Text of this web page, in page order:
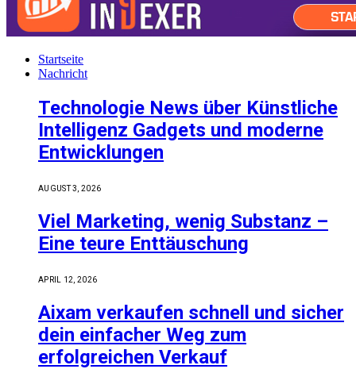
Startseite
Nachricht
Technologie News über Künstliche
Intelligenz Gadgets und moderne
Entwicklungen
AUGUST 3, 2026
Viel Marketing, wenig Substanz –
Eine teure Enttäuschung
APRIL 12, 2026
Aixam verkaufen schnell und sicher
dein einfacher Weg zum
erfolgreichen Verkauf